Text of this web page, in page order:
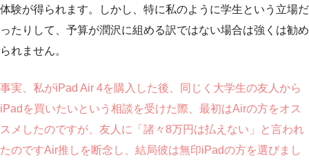
体験が得られます。しかし、特に私のように学生という立場だ
ったりして、予算が潤沢に組める訳ではない場合は強くは勧め
られません。
事実、私がiPad Air 4を購入した後、同じく大学生の友人から
iPadを買いたいという相談を受けた際、最初はAirの方をオス
スメしたのですが、友人に「諸々8万円は払えない」と言われ
たのですAir推しを断念し、結局彼は無印iPadの方を選びまし